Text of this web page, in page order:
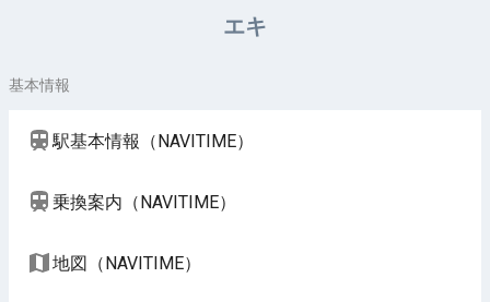
エキ
基本情報
駅基本情報（NAVITIME）
乗換案内（NAVITIME）
地図（NAVITIME）